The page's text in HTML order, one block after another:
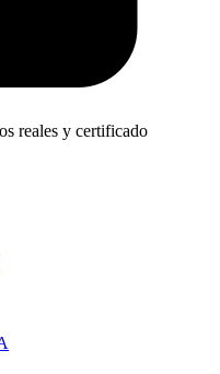
reales y certificado